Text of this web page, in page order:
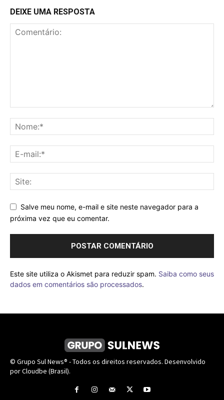
DEIXE UMA RESPOSTA
Salve meu nome, e-mail e site neste navegador para a
próxima vez que eu comentar.
Este site utiliza o Akismet para reduzir spam. Saiba como seus
dados em comentários são processados.
© Grupo Sul News® - Todos os direitos reservados. Desenvolvido
por Cloudbe (Brasil).